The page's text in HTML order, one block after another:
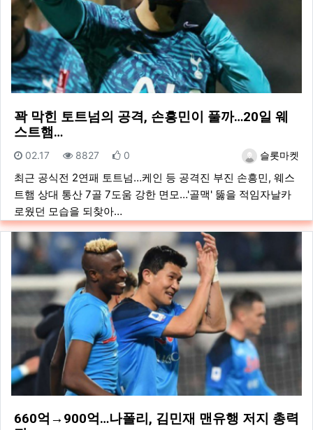
꽉 막힌 토트넘의 공격, 손흥민이 풀까…20일 웨
스트햄…
등록자슬롯마켓
등록일
02.17 조회
8827 추천
0
최근 공식전 2연패 토트넘…케인 등 공격진 부진 손흥민, 웨스
트햄 상대 통산 7골 7도움 강한 면모…'골맥' 뚫을 적임자날카
로웠던 모습을 되찾아…
660억→900억…나폴리, 김민재 맨유행 저지 총력